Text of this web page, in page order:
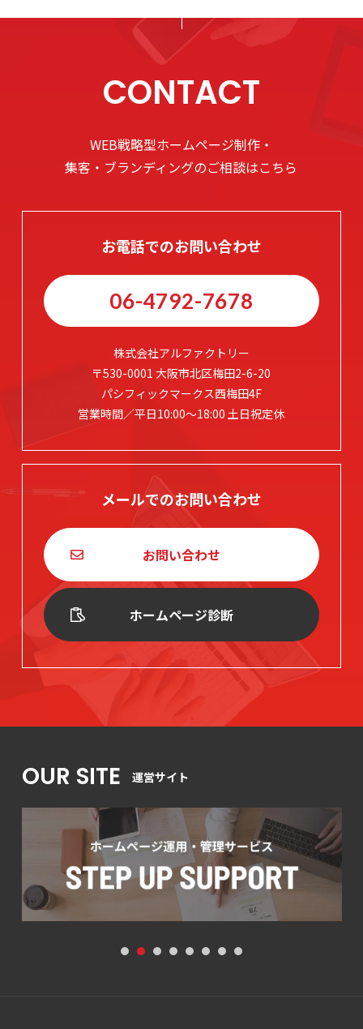
CONTACT
WEB戦略型ホームページ制作・
集客・ブランディングのご相談はこちら
お電話でのお問い合わせ
06-4792-7678
株式会社アルファクトリー
〒530-0001 大阪市北区梅田2-6-20
パシフィックマークス西梅田4F
営業時間／平日10:00～18:00 土日祝定休
メールでのお問い合わせ
お問い合わせ
ホームページ診断
OUR SITE 運営サイト
1 2 3 4 5 6 7 8